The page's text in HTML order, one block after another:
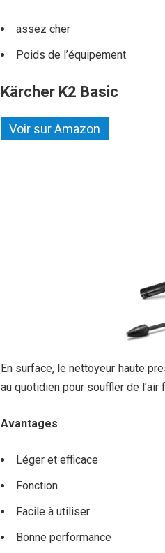
assez cher
Poids de l’équipement
Kärcher K2 Basic
Voir sur Amazon
En surface, le nettoyeur haute
au quotidien pour souffler de
Avantages
Léger et efficace
Fonction
Facile à utiliser
Bonne performance